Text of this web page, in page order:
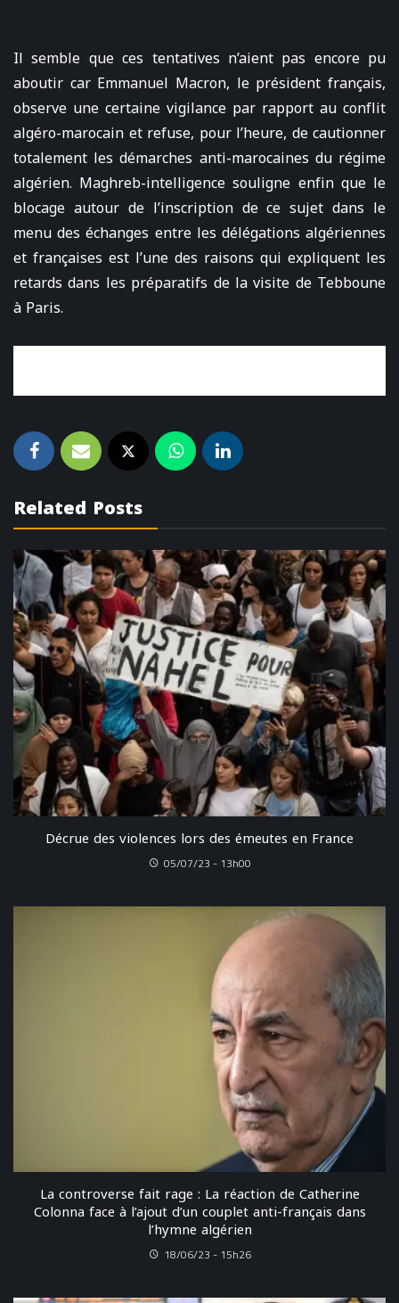
Il semble que ces tentatives n’aient pas encore pu
aboutir car Emmanuel Macron, le président français,
observe une certaine vigilance par rapport au conflit
algéro-marocain et refuse, pour l’heure, de cautionner
totalement les démarches anti-marocaines du régime
algérien. Maghreb-intelligence souligne enfin que le
blocage autour de l’inscription de ce sujet dans le
menu des échanges entre les délégations algériennes
et françaises est l’une des raisons qui expliquent les
retards dans les préparatifs de la visite de Tebboune
à Paris.
Related Posts
Décrue des violences lors des émeutes en France
05/07/23 - 13h00
La controverse fait rage : La réaction de Catherine
Colonna face à l’ajout d’un couplet anti-français dans
l’hymne algérien
18/06/23 - 15h26